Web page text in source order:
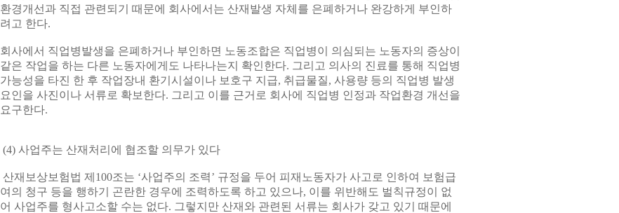
환경개선과 직접 관련되기 때문에 회사에서는 산재발생 자체를 은폐하거나 완강하게 부인하
려고 한다.
회사에서 직업병발생을 은폐하거나 부인하면 노동조합은 직업병이 의심되는 노동자의 증상이
같은 작업을 하는 다른 노동자에게도 나타나는지 확인한다. 그리고 의사의 진료를 통해 직업병
가능성을 타진 한 후 작업장내 환기시설이나 보호구 지급, 취급물질, 사용량 등의 직업병 발생
요인을 사진이나 서류로 확보한다. 그리고 이를 근거로 회사에 직업병 인정과 작업환경 개선을
요구한다.
(4) 사업주는 산재처리에 협조할 의무가 있다
산재보상보험법 제100조는 ‘사업주의 조력’ 규정을 두어 피재노동자가 사고로 인하여 보험급
여의 청구 등을 행하기 곤란한 경우에 조력하도록 하고 있으나, 이를 위반해도 벌칙규정이 없
어 사업주를 형사고소할 수는 없다. 그렇지만 산재와 관련된 서류는 회사가 갖고 있기 때문에